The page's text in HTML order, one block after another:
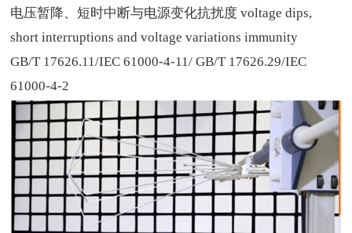
电压暂降、短时中断与电源变化抗扰度 voltage dips,
short interruptions and voltage variations immunity
GB/T 17626.11/IEC 61000-4-11/ GB/T 17626.29/IEC
61000-4-2